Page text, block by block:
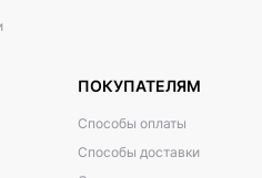
ПОКУПАТЕЛЯМ
Способы оплаты
Способы доставки